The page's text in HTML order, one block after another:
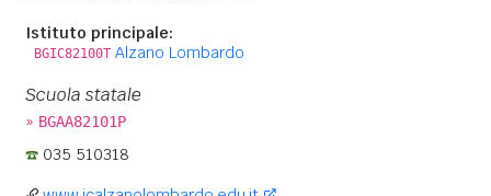
Istituto principale:
BGIC82100T Alzano Lombardo
Scuola statale
» BGAA82101P
035 510318